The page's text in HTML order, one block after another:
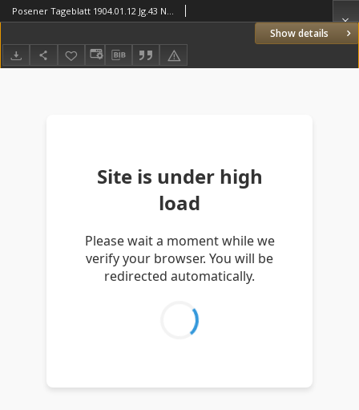
Show details
Posener Tageblatt 1904.01.12 Jg.43 Nr18